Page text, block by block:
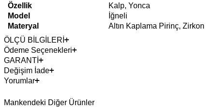
Özellik
Kalp, Yonca
Model
İğneli
Materyal
Altın Kaplama Pirinç, Zirkon
ÖLÇÜ BİLGİLERİ
Ödeme Seçenekleri
GARANTİ
Değişim İade
Yorumlar
Mankendeki Diğer Ürünler